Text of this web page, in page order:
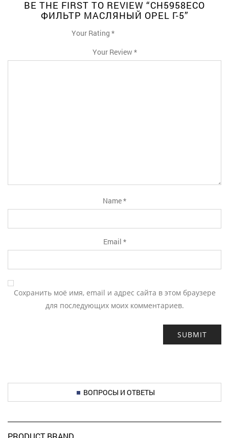
BE THE FIRST TO REVIEW “CH5958ECO
ФИЛЬТР МАСЛЯНЫЙ OPEL Г-5”
Your Rating *
1 4
Your Review *
Name*
Email *
Сохранить моё имя, email и адрес сайта в этом браузере
для последующих моих комментариев.
ВОПРОСЫ И ОТВЕТЫ